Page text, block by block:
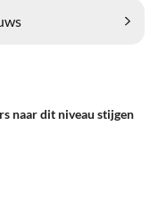
naar dit niveau stijgen